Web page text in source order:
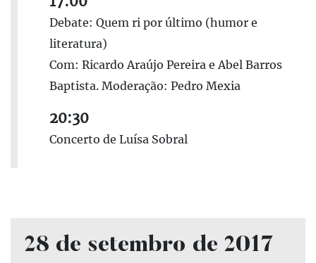
Debate: Quem ri por último (humor e
literatura)
Com: Ricardo Araújo Pereira e Abel Barros
Baptista. Moderação: Pedro Mexia
20:30
Concerto de Luísa Sobral
28 de setembro de 2017